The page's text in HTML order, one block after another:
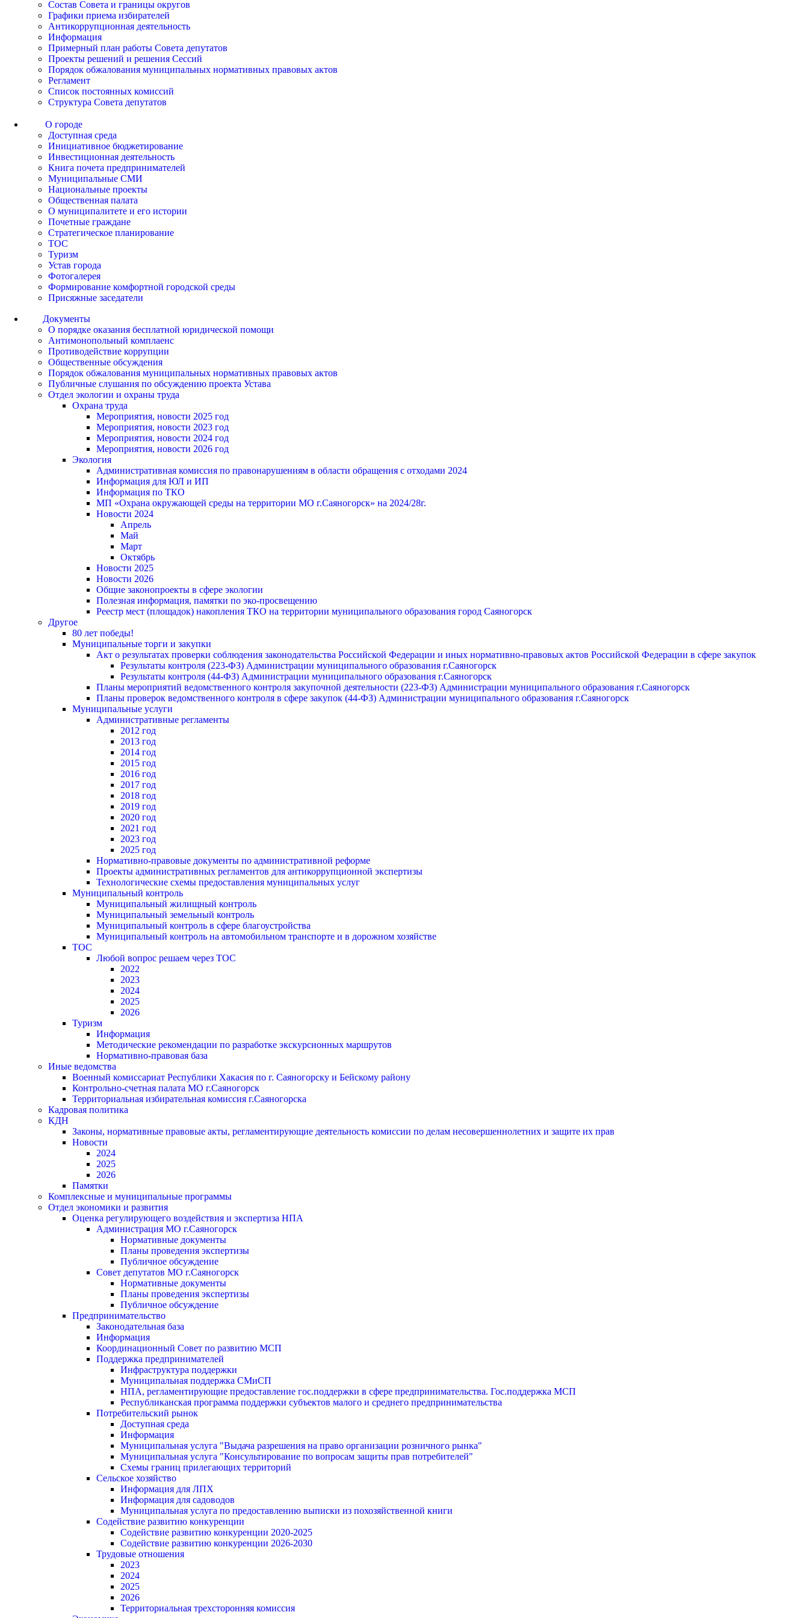
Состав Совета и границы округов
Графики приема избирателей
Антикоррупционная деятельность
Информация
Примерный план работы Совета депутатов
Проекты решений и решения Сессий
Порядок обжалования муниципальных нормативных правовых актов
Регламент
Список постоянных комиссий
Структура Совета депутатов
О городе
Доступная среда
Инициативное бюджетирование
Инвестиционная деятельность
Книга почета предпринимателей
Муниципальные СМИ
Национальные проекты
Общественная палата
О муниципалитете и его истории
Почетные граждане
Стратегическое планирование
ТОС
Туризм
Устав города
Фотогалерея
Формирование комфортной городской среды
Присяжные заседатели
Документы
О порядке оказания бесплатной юридической помощи
Антимонопольный комплаенс
Противодействие коррупции
Общественные обсуждения
Порядок обжалования муниципальных нормативных правовых актов
Публичные слушания по обсуждению проекта Устава
Отдел экологии и охраны труда
Охрана труда
Мероприятия, новости 2025 год
Мероприятия, новости 2023 год
Мероприятия, новости 2024 год
Мероприятия, новости 2026 год
Экология
Административная комиссия по правонарушениям в области обращения с отходами 2024
Информация для ЮЛ и ИП
Информация по ТКО
МП «Охрана окружающей среды на территории МО г.Саяногорск» на 2024/28г.
Новости 2024
Апрель
Май
Март
Октябрь
Новости 2025
Новости 2026
Общие законопроекты в сфере экологии
Полезная информация, памятки по эко-просвещению
Реестр мест (площадок) накопления ТКО на территории муниципального образования город Саяногорск
Другое
80 лет победы!
Муниципальные торги и закупки
Акт о результатах проверки соблюдения законодательства Российской Федерации и иных нормативно-правовых актов Российской Федерации в сфере закупок
Результаты контроля (223-ФЗ) Администрации муниципального образования г.Саяногорск
Результаты контроля (44-ФЗ) Администрации муниципального образования г.Саяногорск
Планы мероприятий ведомственного контроля закупочной деятельности (223-ФЗ) Администрации муниципального образования г.Саяногорск
Планы проверок ведомственного контроля в сфере закупок (44-ФЗ) Администрации муниципального образования г.Саяногорск
Муниципальные услуги
Административные регламенты
2012 год
2013 год
2014 год
2015 год
2016 год
2017 год
2018 год
2019 год
2020 год
2021 год
2023 год
2025 год
Нормативно-правовые документы по административной реформе
Проекты административных регламентов для антикоррупционной экспертизы
Технологические схемы предоставления муниципальных услуг
Муниципальный контроль
Муниципальный жилищный контроль
Муниципальный земельный контроль
Муниципальный контроль в сфере благоустройства
Муниципальный контроль на автомобильном транспорте и в дорожном хозяйстве
ТОС
Любой вопрос решаем через ТОС
2022
2023
2024
2025
2026
Туризм
Информация
Методические рекомендации по разработке экскурсионных маршрутов
Нормативно-правовая база
Иные ведомства
Военный комиссариат Республики Хакасия по г. Саяногорску и Бейскому району
Контрольно-счетная палата МО г.Саяногорск
Территориальная избирательная комиссия г.Саяногорска
Кадровая политика
КДН
Законы, нормативные правовые акты, регламентирующие деятельность комиссии по делам несовершеннолетних и защите их прав
Новости
2024
2025
2026
Памятки
Комплексные и муниципальные программы
Отдел экономики и развития
Оценка регулирующего воздействия и экспертиза НПА
Администрация МО г.Саяногорск
Нормативные документы
Планы проведения экспертизы
Публичное обсуждение
Совет депутатов МО г.Саяногорск
Нормативные документы
Планы проведения экспертизы
Публичное обсуждение
Предпринимательство
Законодательная база
Информация
Координационный Совет по развитию МСП
Поддержка предпринимателей
Инфраструктура поддержки
Муниципальная поддержка СМиСП
НПА, регламентирующие предоставление гос.поддержки в сфере предпринимательства. Гос.поддержка МСП
Республиканская программа поддержки субъектов малого и среднего предпринимательства
Потребительский рынок
Доступная среда
Информация
Муниципальная услуга "Выдача разрешения на право организации розничного рынка"
Муниципальная услуга "Консультирование по вопросам защиты прав потребителей"
Схемы границ прилегающих территорий
Сельское хозяйство
Информация для ЛПХ
Информация для садоводов
Муниципальная услуга по предоставлению выписки из похозяйственной книги
Содействие развитию конкуренции
Содействие развитию конкуренции 2020-2025
Содействие развитию конкуренции 2026-2030
Трудовые отношения
2023
2024
2025
2026
Территориальная трехсторонняя комиссия